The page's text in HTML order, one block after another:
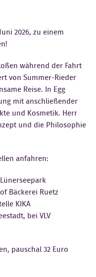
2026, zu einem
während der Fahrt
von Summer-Rieder
Reise. In Egg
mit anschließender
und Kosmetik. Herr
und die Philosophie
anfahren:
Bäckerei Ruetz
KIKA
bei VLV
pauschal 32 Euro